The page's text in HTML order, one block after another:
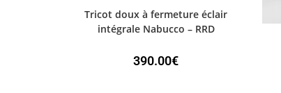
Tricot doux à fermeture éclair
intégrale Nabucco – RRD
390.00€